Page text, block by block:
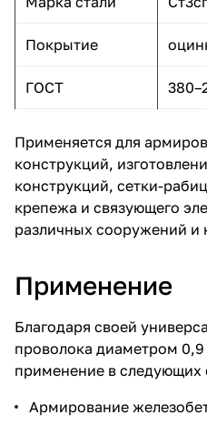
Покрытие
ГОСТ
Применяется для
конструкций,
конструкций, сетки-
крепежа и связующего
различных сооружений и
Применение
Благодаря своей
проволока диаметром
применение в следующих
Армирование